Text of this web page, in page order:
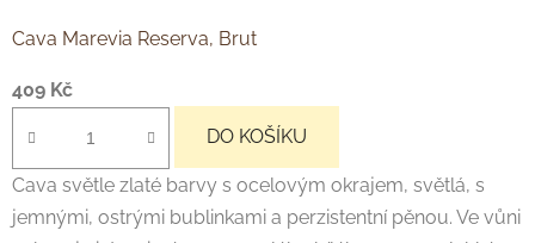
Cava Marevia Reserva, Brut
409 Kč
DO KOŠÍKU
Cava světle zlaté barvy s ocelovým okrajem, světlá, s
jemnými, ostrými bublinkami a perzistentní pěnou. Ve vůni